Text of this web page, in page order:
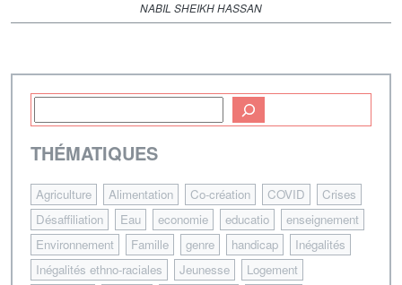
NABIL SHEIKH HASSAN
THÉMATIQUES
Agriculture Alimentation Co-création COVID
Crises
Désaffiliation
Eau economie educatio
enseignement
Environnement
Famille genre handicap
Inégalités
Inégalités ethno-raciales
Jeunesse
Logement